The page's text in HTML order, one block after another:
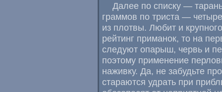
Далее по списку —
граммов по триста —
из плотвы. Любит и
рейтинг приманок, то на
следуют опарыш, червь и
поэтому применение
наживку. Да, не забудьте
стараются удрать при